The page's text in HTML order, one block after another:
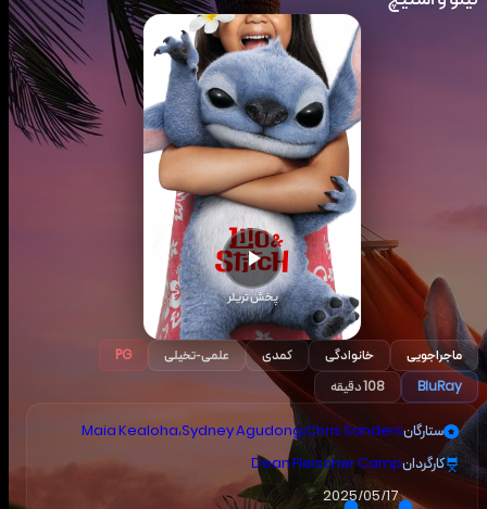
پخش تریلر
ماجراجویی خانوادگی کمدی علمی-تخیلی
PG
BluRay
108 دقیقه
ستارگان Maia Kealoha،Sydney Agudong،Chris Sanders
کارگردانDean Fleischer Camp
2025/05/17